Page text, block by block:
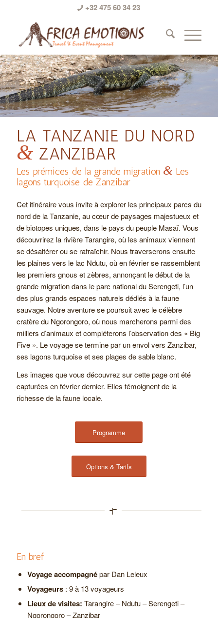
+32 475 60 34 23
LA TANZANIE DU NORD
& ZANZIBAR
Les prémices de la grande migration &Les
lagons turquoise de Zanzibar
Cet itinéraire vous invite à explorer les principaux parcs du
nord de la Tanzanie, au cœur de paysages majestueux et
de biotopes uniques, dans le pays du peuple Masaï. Vous
découvrirez la rivière Tarangire, où les animaux viennent
se désaltérer ou se rafraîchir. Nous traverserons ensuite
les plaines vers le lac Ndutu, où en février se rassemblent
les premiers gnous et zèbres, annonçant le début de la
grande migration dans le parc national du Serengeti, l’un
des plus grands espaces naturels dédiés à la faune
sauvage. Notre aventure se poursuit avec le célèbre
cratère du Ngorongoro, où nous marcherons parmi des
milliers d’animaux et compléterons l’observation des « Big
Five ». Le voyage se termine par un envol vers Zanzibar,
ses lagons turquoise et ses plages de sable blanc.
Les images que vous découvrez sur cette page ont été
capturées en février dernier. Elles témoignent de la
richesse de la faune locale.
Programme
Options & Tarifs
En bref
Voyage accompagnépar Dan Leleux
Voyageurs: 9 à 13 voyageurs
Lieux de visites: Tarangire – Ndutu – Serengeti –
Ngorongoro – Zanzibar